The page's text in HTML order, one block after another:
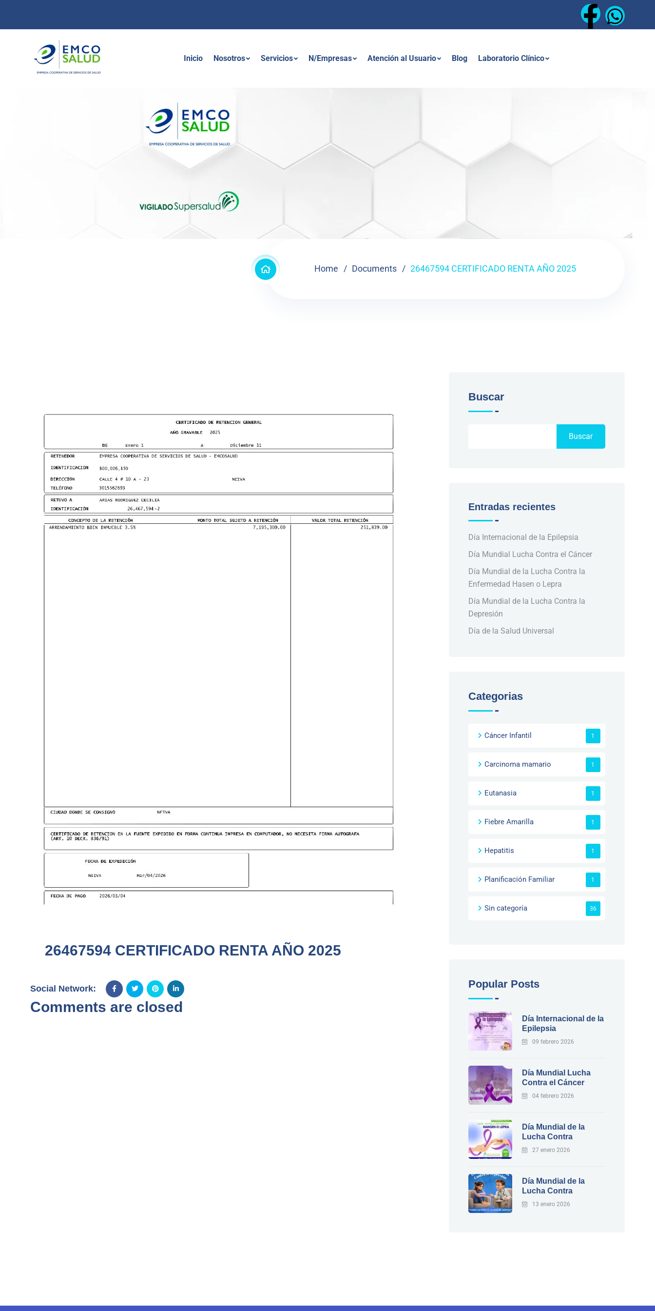
Inicio Nosotros Servicios N/Empresas Atención al Usuario Blog Laboratorio Clínico
Home Documents 26467594 CERTIFICADO RENTA AÑO 2025
26467594 CERTIFICADO RENTA AÑO 2025
Social Network:
Comments are closed
Buscar
Buscar
Entradas recientes
Día Internacional de la Epilepsia
Día Mundial Lucha Contra el Cáncer
Día Mundial de la Lucha Contra la
Enfermedad Hasen o Lepra
Día Mundial de la Lucha Contra la
Depresión
Día de la Salud Universal
Categorias
Cáncer Infantil 1
Carcinoma mamario 1
Eutanasia 1
Fiebre Amarilla 1
Hepatitis 1
Planificación Familiar 1
Sin categoría 36
Popular Posts
Día Internacional de la
Epilepsia
09 febrero 2026
Día Mundial Lucha
Contra el Cáncer
04 febrero 2026
Día Mundial de la
Lucha Contra
27 enero 2026
Día Mundial de la
Lucha Contra
13 enero 2026